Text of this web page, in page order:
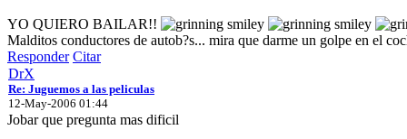
YO QUIERO BAILAR!!
Malditos conductores de autob?s... mira que darme un golpe en el
Responder Citar
DrX
Re: Juguemos a las peliculas
12-May-2006 01:44
Jobar que pregunta mas dificil